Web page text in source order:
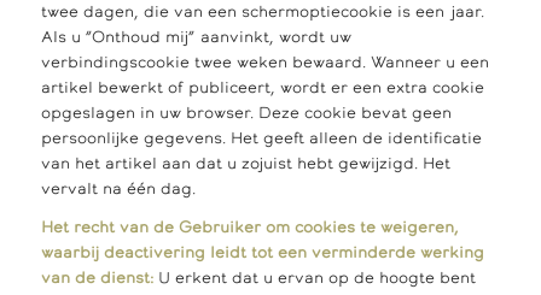
twee dagen, die van een schermoptiecookie is een jaar.
Als u “Onthoud mij” aanvinkt, wordt uw
verbindingscookie twee weken bewaard. Wanneer u een
artikel bewerkt of publiceert, wordt er een extra cookie
opgeslagen in uw browser. Deze cookie bevat geen
persoonlijke gegevens. Het geeft alleen de identificatie
van het artikel aan dat u zojuist hebt gewijzigd. Het
vervalt na één dag.
Het recht van de Gebruiker om cookies te weigeren,
waarbij deactivering leidt tot een verminderde werking
van de dienst:U erkent dat u ervan op de hoogte bent